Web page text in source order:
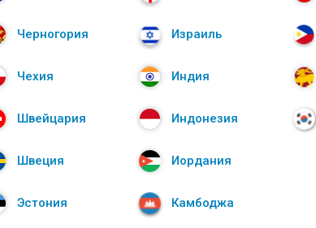
Черногория
Чехия
Швейцария
Швеция
Эстония
Израиль
Индия
Индонезия
Иордания
Камбоджа